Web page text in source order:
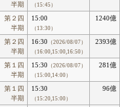
半期
（15:45）
第２四
半期
15:00
（13:30）
1240億
第２四
半期
16:30 （2026/08/07）
（16:00,15:00,16:50）
2393億
第１四
半期
15:30 （2026/08/07）
（15:00,14:00）
281億
第１四
半期
15:30
（15:20,15:00）
96億